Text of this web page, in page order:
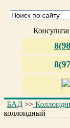
БАД >>
коллоидный